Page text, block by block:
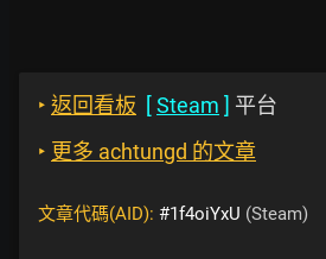
‣ 返回看板 [Steam ] 平台
‣ 更多 achtungd 的文章
文章代碼(AID): #1f4oiYxU (Steam)